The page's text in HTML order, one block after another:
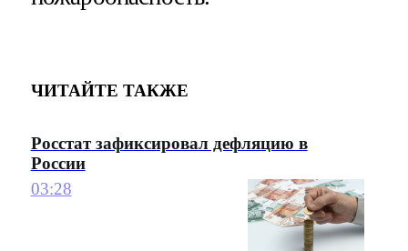
ЧИТАЙТЕ ТАКЖЕ
Росстат зафиксировал дефляцию в
России
03:28